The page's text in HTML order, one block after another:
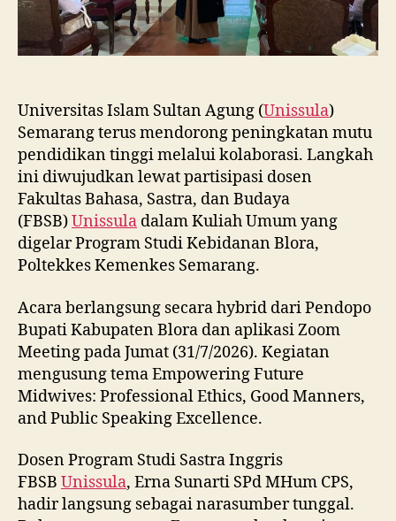
Speaking
Universitas Islam Sultan Agung (Unissula)
Semarang terus mendorong peningkatan mutu
pendidikan tinggi melalui kolaborasi. Langkah
ini diwujudkan lewat partisipasi dosen
Fakultas Bahasa, Sastra, dan Budaya
(FBSB)Unissula dalam Kuliah Umum yang
digelar Program Studi Kebidanan Blora,
Poltekkes Kemenkes Semarang.
Acara berlangsung secara hybrid dari Pendopo
Bupati Kabupaten Blora dan aplikasi Zoom
Meeting pada Jumat (31/7/2026). Kegiatan
mengusung tema Empowering Future
Midwives: Professional Ethics, Good Manners,
and Public Speaking Excellence.
Dosen Program Studi Sastra Inggris
FBSB Unissula, Erna Sunarti SPd MHum CPS,
hadir langsung sebagai narasumber tunggal.